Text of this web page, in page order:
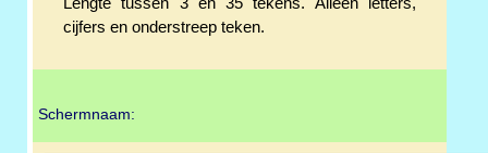
cijfers en onderstreep teken.
Schermnaam: